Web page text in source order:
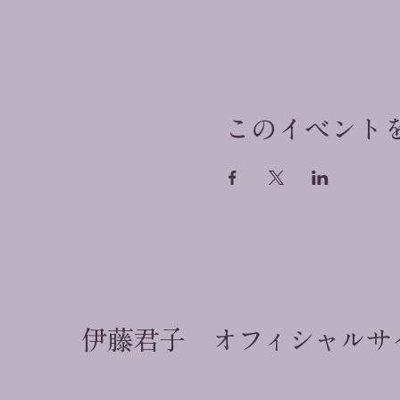
このイベント
伊藤君子 オフィシャルサ